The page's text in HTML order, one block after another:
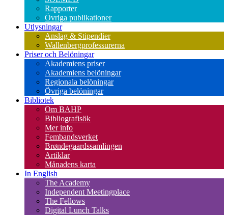
Rapporter
Övriga publikationer
Utlysningar
Anslag & Stipendier
Wallenbergprofessurerna
Priser och Belöningar
Akademiens priser
Akademiens belöningar
Regionala belöningar
Övriga belöningar
Bibliotek
Om BAHP
Bibliografisök
Mer info
Fembandsverket
Brøndegaardssamlingen
Artiklar
Månadens karta
In English
The Academy
Independent Meetingplace
The Fellows
Digital Lunch Talks